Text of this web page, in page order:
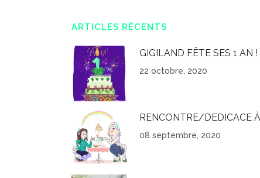
ARTICLES RÉCENTS
GIGILAND FÊTE SES 1 AN !
22 octobre, 2020
RENCONTRE/DEDICACE
08 septembre, 2020